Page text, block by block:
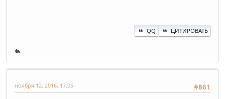
QQ ЦИТИРОВАТЬ
🐇
#861
ноября 12, 2016, 17:05